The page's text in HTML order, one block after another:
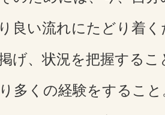
良い流れにたどり着
げ、状況を把握する
多くの経験をするこ